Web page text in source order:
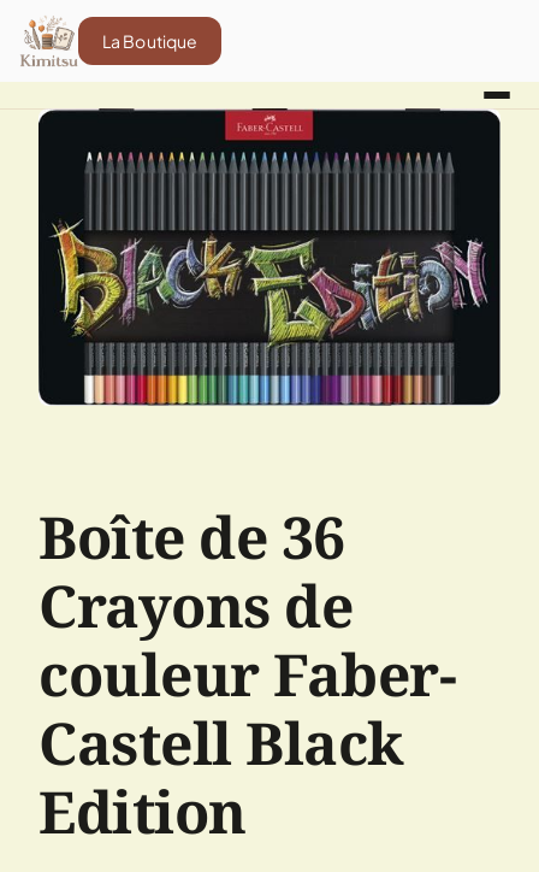
La Boutique
Boîte de 36
Crayons de
couleur Faber-
Castell Black
Edition